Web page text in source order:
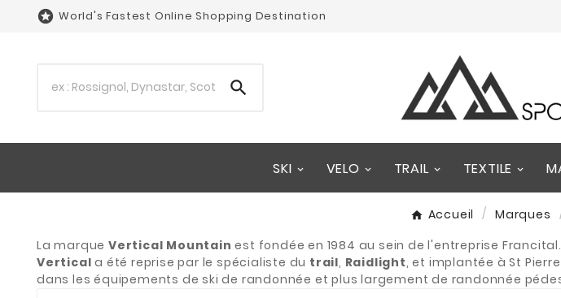
 World's Fastest Online Shopping Destination

SKI VELO TRAIL TEXTILE
Accueil Marques
La marque Vertical Mountain est fondée en 1984 au sein de l'entreprise Francital.
Vertical a été reprise par le spécialiste du trail, Raidlight, et implantée à St
dans les équipements de ski de randonnée et plus largement de randonnée